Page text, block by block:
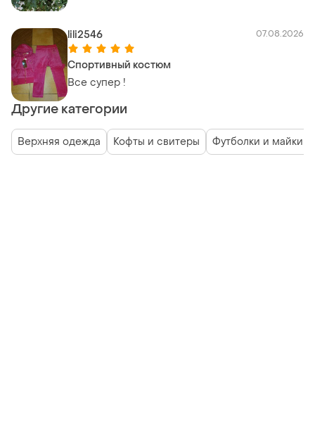
lili2546 07.08.2026
Спортивный костюм
Все супер !
Другие категории
Верхняя одежда Кофты и свитеры Футболки и майки